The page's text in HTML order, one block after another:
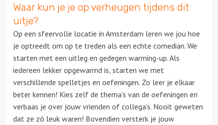
Waar kun je je op verheugen tijdens dit
uitje?
Op een sfeervolle locatie in Amsterdam leren we jou hoe
je optreedt om op te treden als een echte comedian. We
starten met een uitleg en gedegen warming-up. Als
iedereen lekker opgewarmd is, starten we met
verschillende spelletjes en oefeningen. Zo leer je elkaar
beter kennen! Kies zelf de thema’s van de oefeningen en
verbaas je over jouw vrienden of collega’s. Nooit geweten
dat ze zó leuk waren! Bovendien versterk je jouw